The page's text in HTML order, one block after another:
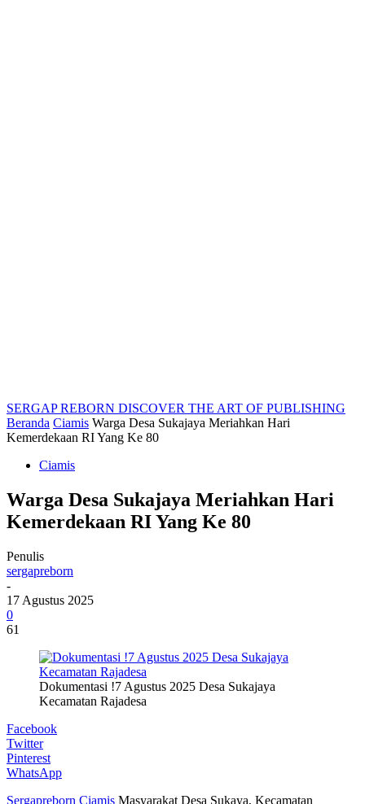
SERGAP REBORN DISCOVER THE ART OF PUBLISHING
Beranda Ciamis Warga Desa Sukajaya Meriahkan Hari
Kemerdekaan RI Yang Ke 80
Ciamis
Warga Desa Sukajaya Meriahkan Hari
Kemerdekaan RI Yang Ke 80
Penulis
sergapreborn
-
17 Agustus 2025
0
61
Dokumentasi !7 Agustus 2025 Desa Sukajaya
Kecamatan Rajadesa
Facebook
Twitter
Pinterest
WhatsApp
Sergapreborn Ciamis Masyarakat Desa Sukaya, Kecamatan